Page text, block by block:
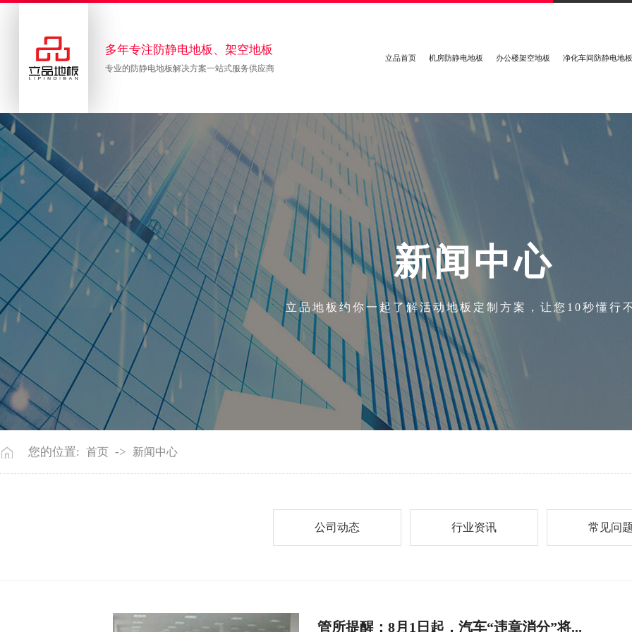
多年专注防静电地板、架空地板
专业的防静电地板解决方案一站式服务供应商
立品首页 机房防静电地板 办公楼架空地板 净化车间防静电地
新闻中心
立品地板约你一起了解活动地板定制方案，让您10秒懂行
您的位置: 首页 -> 新闻中心
公司动态 行业资讯 常见问
管所提醒：8月1日起，汽车“违章消分”将...